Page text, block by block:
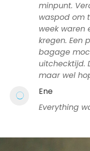
minpunt.
waspod om
week waren
kregen. Een
bagage
uitchecktijd.
maar wel
Ene
Everything